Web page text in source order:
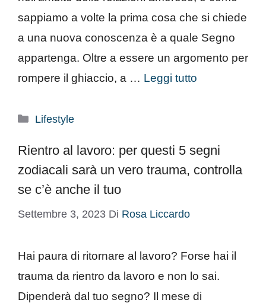
sappiamo a volte la prima cosa che si chiede
a una nuova conoscenza è a quale Segno
appartenga. Oltre a essere un argomento per
rompere il ghiaccio, a … Leggi tutto
Categorie
Lifestyle
Rientro al lavoro: per questi 5 segni
zodiacali sarà un vero trauma, controlla
se c’è anche il tuo
Settembre 3, 2023 Di Rosa Liccardo
Hai paura di ritornare al lavoro? Forse hai il
trauma da rientro da lavoro e non lo sai.
Dipenderà dal tuo segno? Il mese di